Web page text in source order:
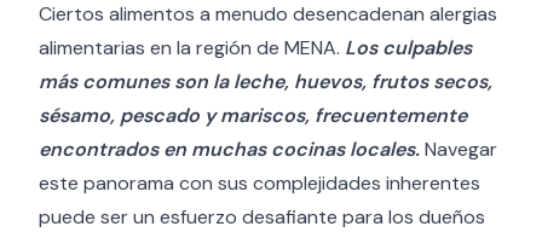
Ciertos alimentos a menudo desencadenan alergias
alimentarias en la región de MENA. Los culpables
más comunes son la leche, huevos, frutos secos,
sésamo, pescado y mariscos, frecuentemente
encontrados en muchas cocinas locales.Navegar
este panorama con sus complejidades inherentes
puede ser un esfuerzo desafiante para los dueños